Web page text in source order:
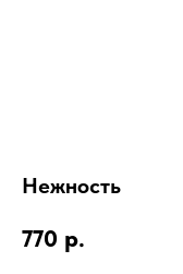
Нежность
770 р.